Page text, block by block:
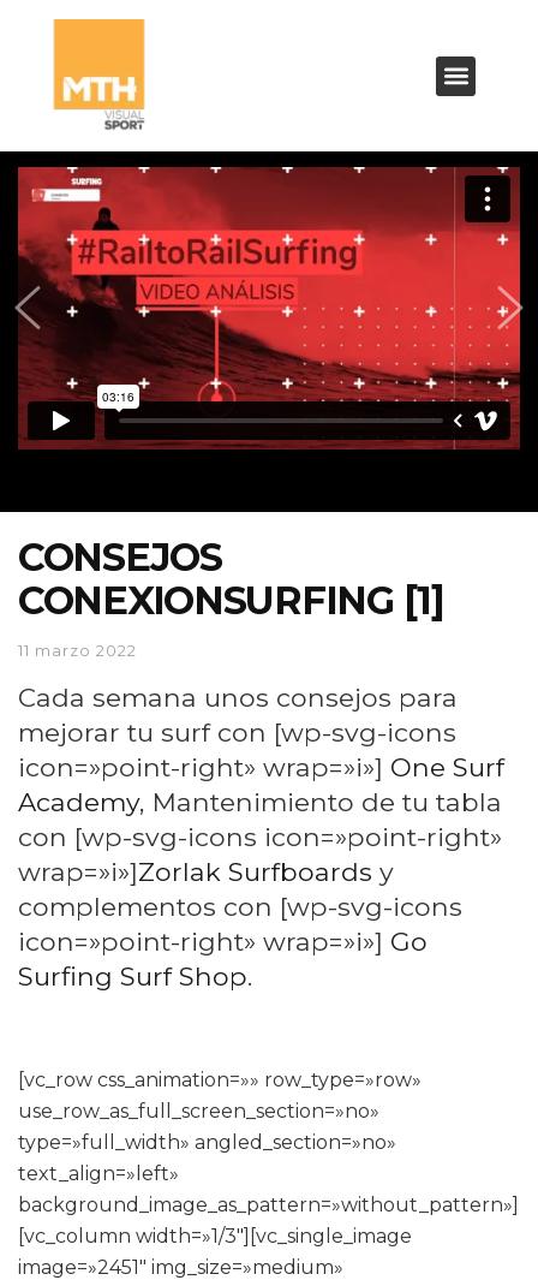
CONSEJOS
CONEXIONSURFING [1]
11 marzo 2022
Cada semana unos consejos para
mejorar tu surf con [wp-svg-icons
icon=»point-right» wrap=»i»] One Surf
Academy, Mantenimiento de tu tabla
con [wp-svg-icons icon=»point-right»
wrap=»i»]Zorlak Surfboards y
complementos con [wp-svg-icons
icon=»point-right» wrap=»i»] Go
Surfing Surf Shop.
[vc_row css_animation=»» row_type=»row»
use_row_as_full_screen_section=»no»
type=»full_width» angled_section=»no»
text_align=»left»
background_image_as_pattern=»without_pattern»]
[vc_column width=»1/3″][vc_single_image
image=»2451″ img_size=»medium»